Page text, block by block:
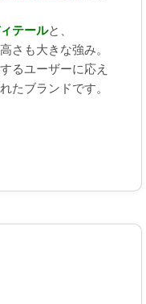
テールと、
さも大きな強み。
るユーザーに応え
たブランドです。